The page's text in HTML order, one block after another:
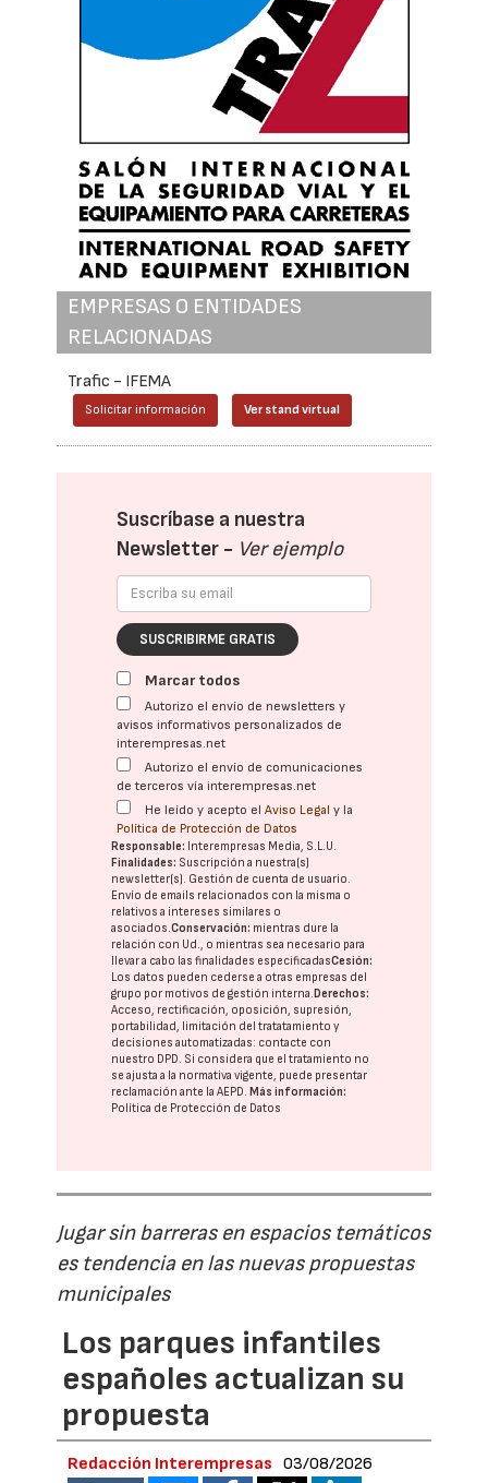
EMPRESAS O ENTIDADES
RELACIONADAS
Trafic - IFEMA
Solicitar información Ver stand virtual
Suscríbase a nuestra
Newsletter - Ver ejemplo
SUSCRIBIRME GRATIS
Marcar todos
Autorizo el envío de newsletters y
avisos informativos personalizados de
interempresas.net
Autorizo el envío de comunicaciones
de terceros vía interempresas.net
He leído y acepto elAviso Legal y la
Política de Protección de Datos
Responsable: Interempresas Media, S.L.U.
Finalidades: Suscripción a nuestra(s)
newsletter(s). Gestión de cuenta de usuario.
Envío de emails relacionados con la misma o
relativos a intereses similares o
asociados.Conservación: mientras dure la
relación con Ud., o mientras sea necesario para
llevar a cabo las finalidades especificadasCesión:
Los datos pueden cederse a otras empresas del
grupo por motivos de gestión interna.Derechos:
Acceso, rectificación, oposición, supresión,
portabilidad, limitación del tratatamiento y
decisiones automatizadas: contacte con
nuestro DPD. Si considera que el tratamiento no
se ajusta a la normativa vigente, puede presentar
reclamación ante laAEPD.Más información:
Política de Protección de Datos
Jugar sin barreras en espacios temáticos
es tendencia en las nuevas propuestas
municipales
Los parques infantiles
españoles actualizan su
propuesta
Redacción Interempresas 03/08/2026